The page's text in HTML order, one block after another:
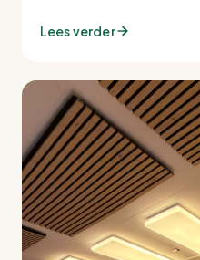
Lees verder